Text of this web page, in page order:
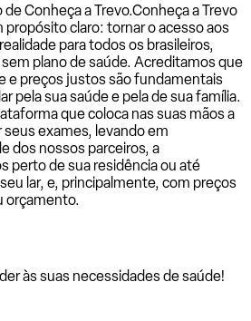
Conheça a Trevo.Conheça a Trevo
propósito claro: tornar o acesso aos
para todos os brasileiros,
plano de saúde. Acreditamos que
e preços justos são fundamentais
pela sua saúde e pela de sua família.
que coloca nas suas mãos a
seus exames, levando em
dos nossos parceiros, a
perto de sua residência ou até
lar, e, principalmente, com preços
orçamento.
às suas necessidades de saúde!